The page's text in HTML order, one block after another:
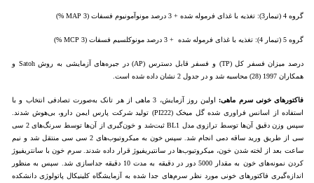
گروه 4 (تیمار3): تغذیه با غذای فرموله شده + 3 درصد مونوآمونیوم فسفات (MAP 3 %)
گروه 5 (تیمار 4): تغذیه با غذای فرموله شده + 3 درصد مونوکلسیم فسفات (MCP 3 %)
درصد میزان فسفر کل (TP) و فسفر قابل دسترس (AP) در جیره‌های آزمایشی به روش Satoh و
همکاران 1997 (28) محاسبه شد و در جدول 2 نشان داده شده است.
فاکتورهای خونی سرم ماهی:
اولین روز آزمایش، 3 ماهی از هر تانک به‌صورت تصادفی انتخاب و با
استفاده از اسانس فراوری شده گل میخک (PI222) تولید شرکت پارس ایمن دارو، بی‌هوش شدند.
سپس وزن دقیق آن‌ها توسط ترازوی مدل BL1 ثبت‌شد و خون‌گیری از آن‌ها توسط سرنگ‌های 2 سی
سی از طریق ورید ساقه دمی انجام شد. سپس خون به میکروتیوب‌های 2 سی سی منتقل شد و نیم
ساعت بعد از لخته شدن خون، میکروتیوب‌ها در سانتیریفیوژ قرار داده شدند. سرم خون با سانتریفیوژ
کردن نمونه‌های خون به مقدار 5000 دور در دقیقه به مدت 10 دقیقه جداسازی شد. سپس به منظور
اندازه‌گیری فاکتور‌های خونی مورد نظر سرم‌های جدا شده به آزمایشگاه کلینیکال پاتولوژی دانشکده